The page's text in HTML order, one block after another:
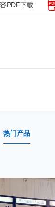
PDF下载
热门产品